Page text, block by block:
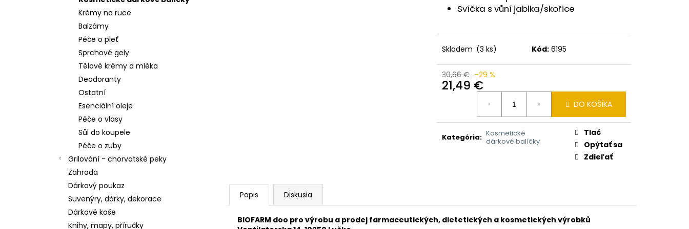
Krémy na ruce
Balzámy
Péče o pleť
Sprchové gely
Tělové krémy a mléka
Deodoranty
Ostatní
Esenciální oleje
Péče o vlasy
Sůl do koupele
Péče o zuby
Grilování - chorvatské peky
Zahrada
Dárkový poukaz
Suvenýry, dárky, dekorace
Dárkové koše
Knihy, mapy, příručky
Svíčka s vůní jablka/skořice
Skladem (3 ks) Kód: 6195
30,66 € –29 %
21,49 €
DO KOŠÍKA
Kategória: Kosmetické
dárkové balíčky
Tlač
Opýtať sa
Zdieľať
Popis Diskusia
BIOFARM doo pro výrobu a prodej farmaceutických, dietetických a kosmetických výrobků
BIS BY ORNEL GOLDEN DREAM 400 ML
6,69 €
ZRNKOVÁ KÁVA FRANCK CLASSIC
ESPRESSO 1000G